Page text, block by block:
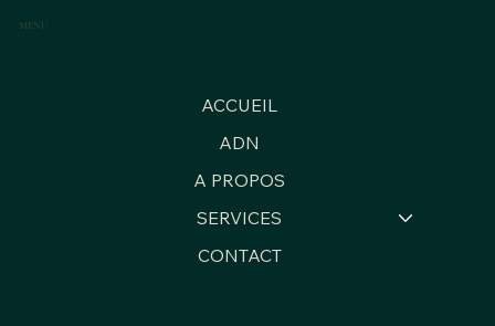
MENU
ACCUEIL
ADN
A PROPOS
SERVICES
CONTACT